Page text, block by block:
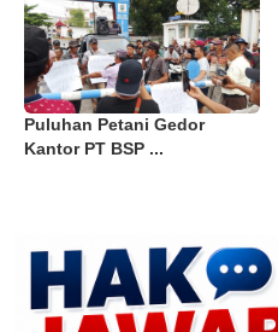
Puluhan Petani Gedor
Kantor PT BSP ...